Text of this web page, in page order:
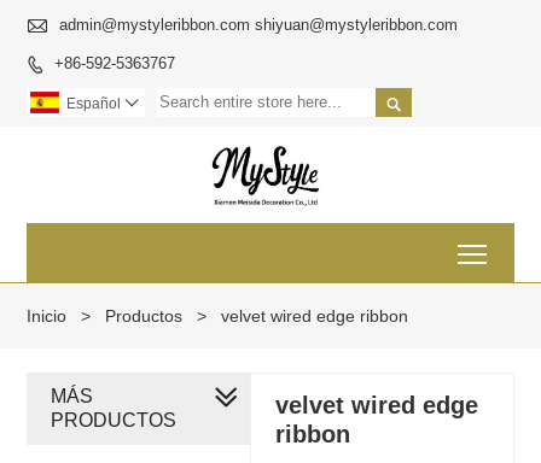
 admin@mystyleribbon.com shiyuan@mystyleribbon.com
 +86-592-5363767

Español 
Inicio > Productos > velvet wired edge ribbon
velvet wired edge
ribbon
MÁS
PRODUCTOS